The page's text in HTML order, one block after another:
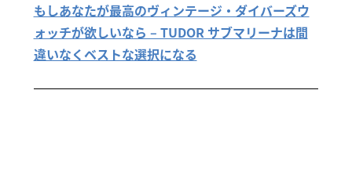
もしあなたが最高のヴィンテージ・ダイバーズウ
ォッチが欲しいなら – TUDOR サブマリーナは間
違いなくベストな選択になる